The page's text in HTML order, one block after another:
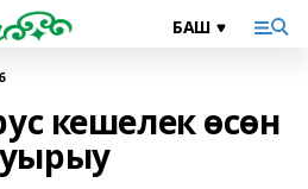
кешелек өсөн